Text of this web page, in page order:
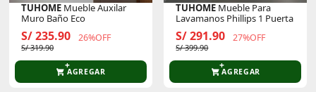
TUHOME Mueble Auxilar
Muro Baño Eco
S/ 235.90 26%OFF
S/ 319.90
AGREGAR
TUHOME Mueble Para
Lavamanos Phillips 1 Puerta
S/ 291.90 27%OFF
S/ 399.90
AGREGAR